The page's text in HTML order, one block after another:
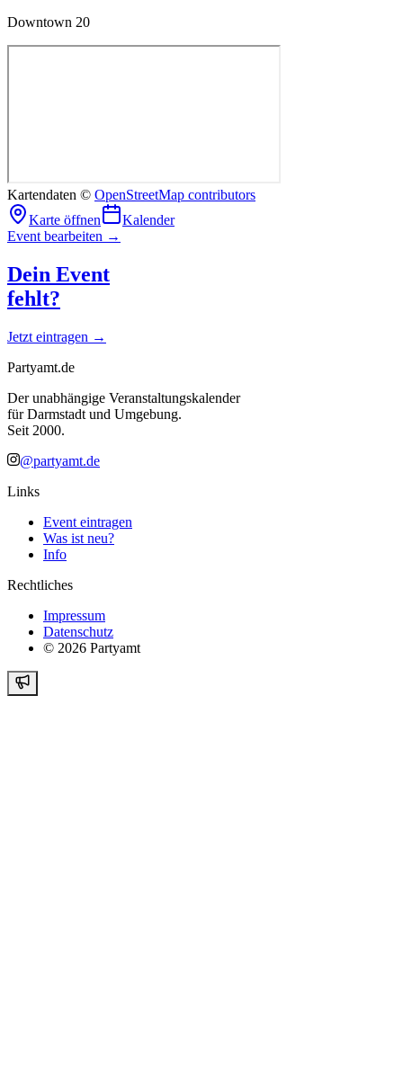
Downtown 20
Kartendaten © OpenStreetMap contributors
Karte öffnen
Kalender
Event bearbeiten →
Dein Event
fehlt?
Jetzt eintragen →
Partyamt.de
Der unabhängige Veranstaltungskalender
für Darmstadt und Umgebung.
Seit 2000.
@partyamt.de
Links
Event eintragen
Was ist neu?
Info
Rechtliches
Impressum
Datenschutz
© 2026 Partyamt